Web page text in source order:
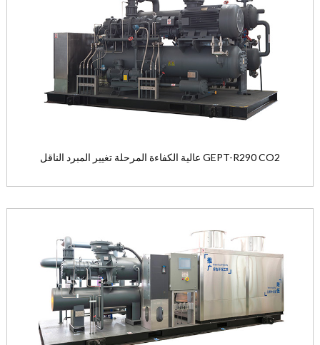
View the product 
عالية الكفاءة المرحلة تغيير المبرد الناقل GEPT-R290 CO2
GEPT-R290 CO2
View the product 